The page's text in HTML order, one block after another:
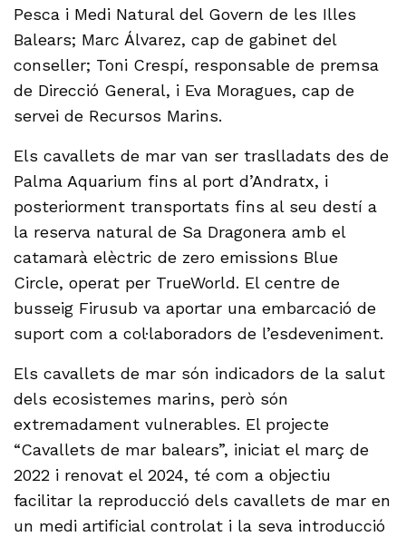
Pesca i Medi Natural del Govern de les Illes
Balears; Marc Álvarez, cap de gabinet del
conseller; Toni Crespí, responsable de premsa
de Direcció General, i Eva Moragues, cap de
servei de Recursos Marins.
Els cavallets de mar van ser traslladats des de
Palma Aquarium fins al port d’Andratx, i
posteriorment transportats fins al seu destí a
la reserva natural de Sa Dragonera amb el
catamarà elèctric de zero emissions Blue
Circle, operat per TrueWorld. El centre de
busseig Firusub va aportar una embarcació de
suport com a col·laboradors de l’esdeveniment.
Els cavallets de mar són indicadors de la salut
dels ecosistemes marins, però són
extremadament vulnerables. El projecte
“Cavallets de mar balears”, iniciat el març de
2022 i renovat el 2024, té com a objectiu
facilitar la reproducció dels cavallets de mar en
un medi artificial controlat i la seva introducció